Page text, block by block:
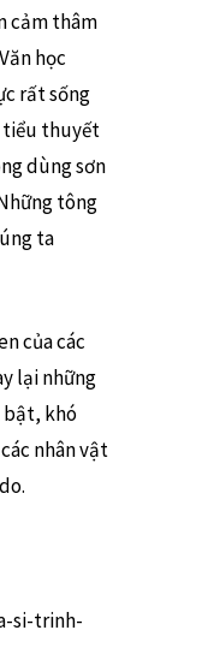
cảm thâm
học
rất sống
tiểu thuyết
dùng sơn
tông
ta
của các
lại những
bật, khó
nhân vật
si-trinh-